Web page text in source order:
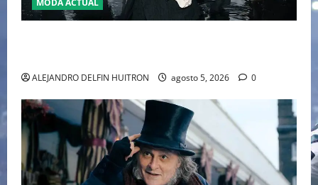
ALEJANDRO DELFIN HUITRON agosto 5, 2026 0